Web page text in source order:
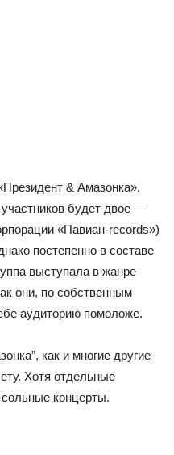
& Амазонка».
будет двое —
«Павиан-records»)
постепенно в составе
выступала в жанре
они, по собственным
аудиторию помоложе.
как и многие другие
Хотя отдельные
концерты.